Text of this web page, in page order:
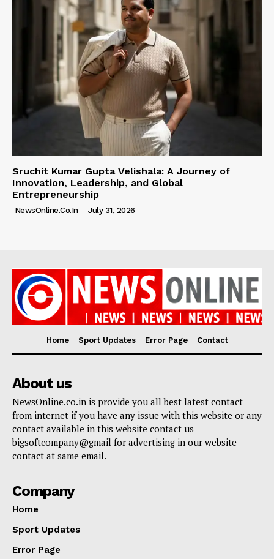
Sruchit Kumar Gupta Velishala: A Journey of
Innovation, Leadership, and Global
Entrepreneurship
NewsOnline.co.in - July 31, 2026
Home Sport Updates Error Page Contact
About us
NewsOnline.co.in is provide you all best latest contact
from internet if you have any issue with this website or any
contact available in this website contact us
bigsoftcompany@gmail for advertising in our website
contact at same email.
Company
Home
Sport Updates
Error Page